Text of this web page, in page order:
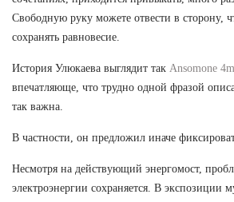
Свободную руку можете отвести в сторону,
сохранять равновесие.
История Улюкаева выглядит так Ansomone
впечатляюще, что трудно одной фразой
так важна.
В частности, он предложил иначе
Несмотря на действующий энергомост,
электроэнергии сохраняется. В экспозиции